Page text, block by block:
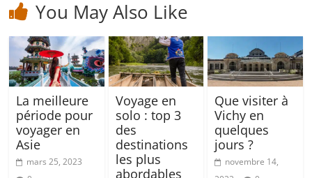
You May Also Like
La meilleure
période pour
voyager en
Asie
mars 25, 2023
Voyage en
solo : top 3
des
destinations
les plus
abordables
Que visiter à
Vichy en
quelques
jours ?
novembre 14,